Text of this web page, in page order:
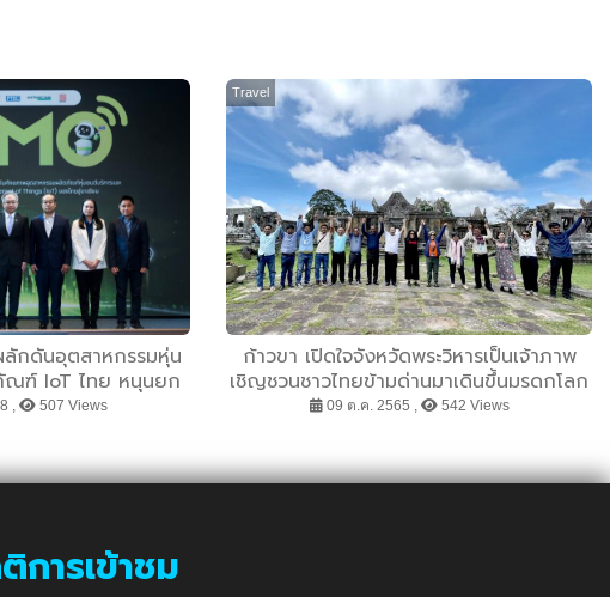
กดันอุตสาหกรรมหุ่น
ณฑ์ IoT ไทย หนุนยก
มาตรฐาน P-mark
, 507 Views
Travel
ก้าวขา เปิดใจจังหวัดพระวิหารเป็นเจ้าภาพ
เชิญชวนชาวไทยข้ามด่านมาเดินขึ้นมรดกโลก
ปราสาทพระวิหารสานสัมพันธ์กับงาน Temple
ชายแดน
09 ต.ค. 2565 , 542 Views
การเข้าชม